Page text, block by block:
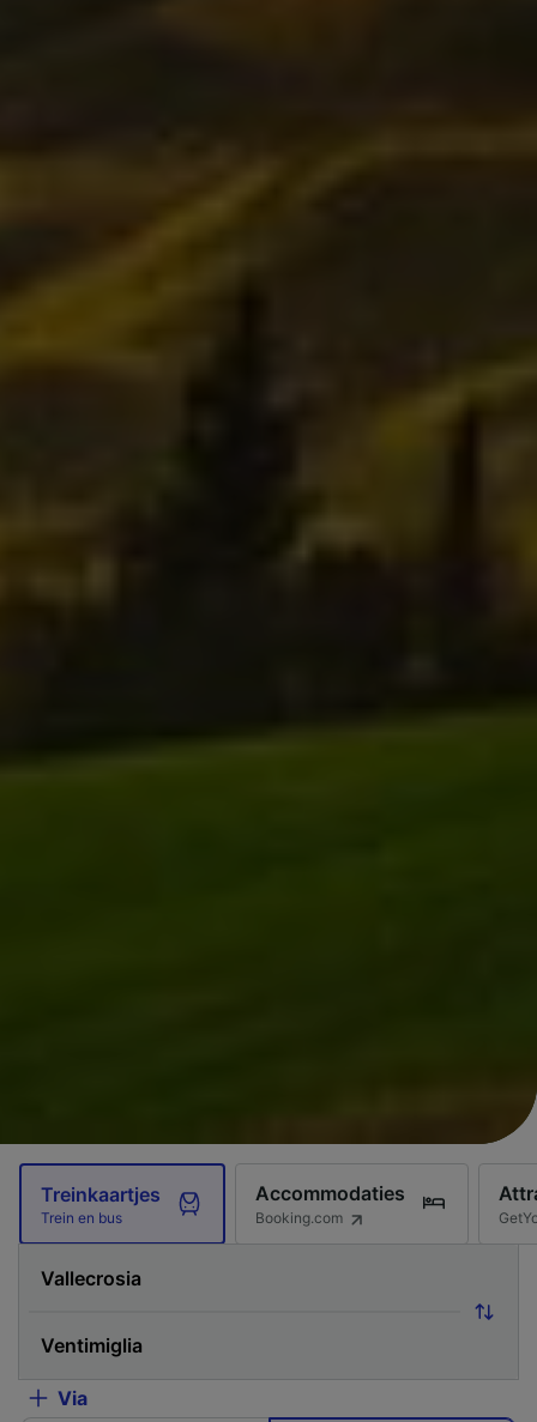
Treinkaartjes
Trein en bus
Accommodaties
Booking.com
Via